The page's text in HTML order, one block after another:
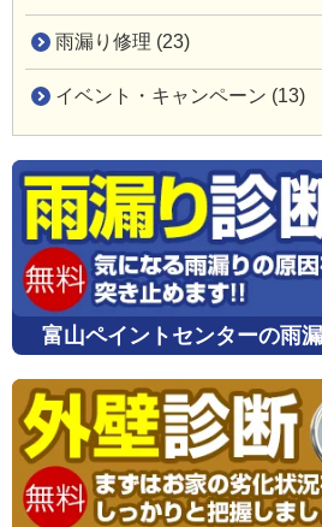
雨漏り修理 (23)
イベント・キャンペーン (13)
富山ペイントセンターの雨